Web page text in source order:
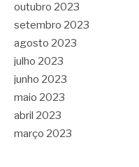
outubro 2023
setembro 2023
agosto 2023
julho 2023
junho 2023
maio 2023
abril 2023
março 2023